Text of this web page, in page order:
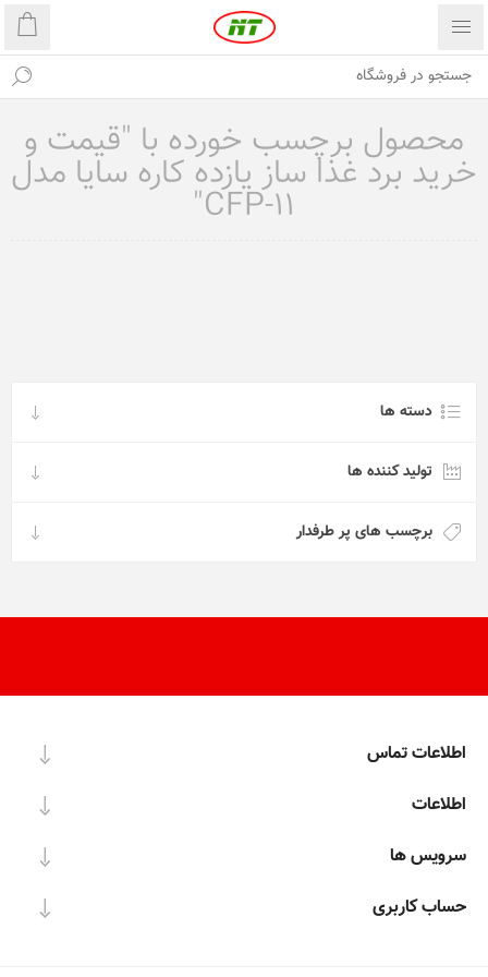
محصول برچسب خورده با "قیمت و
خرید برد غذا ساز یازده کاره سایا مدل
CFP-11"
دسته ها
تولید کننده ها
برچسب های پر طرفدار
اطلاعات تماس
اطلاعات
سرویس ها
حساب کاربری